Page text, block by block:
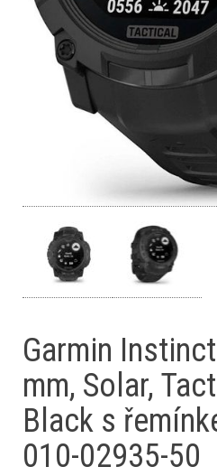
Garmin
mm, Solar,
Black s
010-02935-50